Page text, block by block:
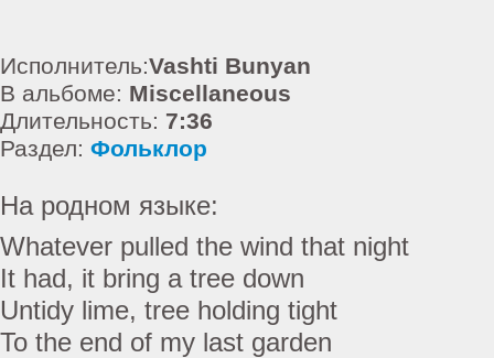
Исполнитель:Vashti Bunyan
В альбоме: Miscellaneous
Длительность: 7:36
Раздел: Фольклор
На родном языке:
Whatever pulled the wind that night
It had, it bring a tree down
Untidy lime, tree holding tight
To the end of my last garden